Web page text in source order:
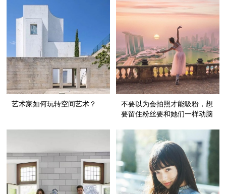
艺术家如何玩转空间艺术？
不要以为会拍照才能吸粉，想
要留住粉丝要和她们一样动脑